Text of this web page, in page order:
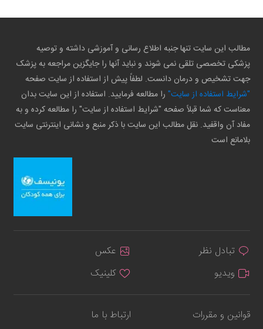
مطالب این سایت تنها جنبه اطلاع رسانی و آموزشی داشته و توصیه
پزشکی تخصصی تلقی نمی شوند و نباید آنها را جایگزین مراجعه به پزشک
جهت تشخیص و درمان دانست. لطفاً پیش از استفاده از سایت صفحه
"شرایط استفاده از سایت" را مطالعه فرمایید. استفاده از این سایت بدان
معناست که شما قبلاً صفحه "شرایط استفاده از سایت" را مطالعه کرده و به
مفاد آن واقفید. نقل مطالب این سایت با ذکر منبع و نشانی اینترنتی سایت
بلامانع است
تبادل نظر
عکس
ویدیو
کلینیک
قوانین و مقررات ارتباط با ما